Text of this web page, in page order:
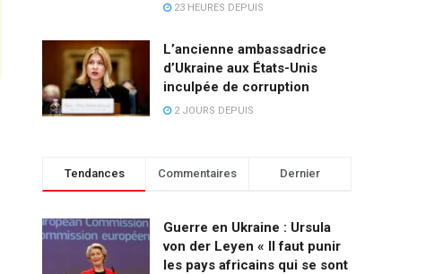
23 HEURES DEPUIS
L’ancienne ambassadrice
d’Ukraine aux États-Unis
inculpée de corruption
2 JOURS DEPUIS
Tendances Commentaires Dernier
Guerre en Ukraine : Ursula
von der Leyen « Il faut punir
les pays africains qui se sont